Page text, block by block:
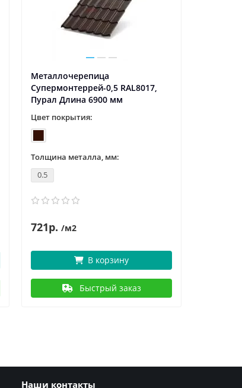
Металлочерепица
Супермонтеррей-0,5 RAL8017,
Пурал Длина 6900 мм
Цвет покрытия:
Толщина металла, мм:
0.5
721р. /м2
В корзину
Быстрый заказ
Наши контакты